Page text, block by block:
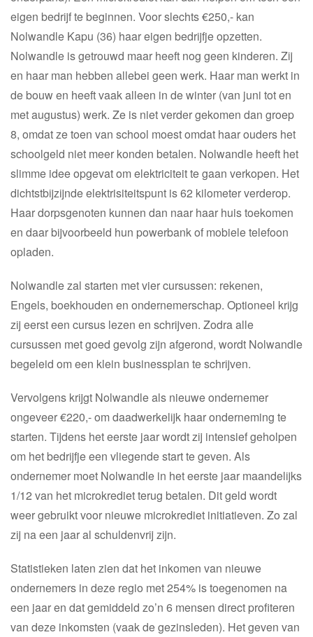
eigen bedrijf te beginnen. Voor slechts €250,- kan
Nolwandle Kapu (36) haar eigen bedrijfje opzetten.
Nolwandle is getrouwd maar heeft nog geen kinderen. Zij
en haar man hebben allebei geen werk. Haar man werkt in
de bouw en heeft vaak alleen in de winter (van juni tot en
met augustus) werk. Ze is niet verder gekomen dan groep
8, omdat ze toen van school moest omdat haar ouders het
schoolgeld niet meer konden betalen. Nolwandle heeft het
slimme idee opgevat om elektriciteit te gaan verkopen. Het
dichtstbijzijnde elektrisiteitspunt is 62 kilometer verderop.
Haar dorpsgenoten kunnen dan naar haar huis toekomen
en daar bijvoorbeeld hun powerbank of mobiele telefoon
opladen.
Nolwandle zal starten met vier cursussen: rekenen,
Engels, boekhouden en ondernemerschap. Optioneel krijg
zij eerst een cursus lezen en schrijven. Zodra alle
cursussen met goed gevolg zijn afgerond, wordt Nolwandle
begeleid om een klein businessplan te schrijven.
Vervolgens krijgt Nolwandle als nieuwe ondernemer
ongeveer €220,- om daadwerkelijk haar onderneming te
starten. Tijdens het eerste jaar wordt zij intensief geholpen
om het bedrijfje een vliegende start te geven. Als
ondernemer moet Nolwandle in het eerste jaar maandelijks
1/12 van het microkrediet terug betalen. Dit geld wordt
weer gebruikt voor nieuwe microkrediet initiatieven. Zo zal
zij na een jaar al schuldenvrij zijn.
Statistieken laten zien dat het inkomen van nieuwe
ondernemers in deze regio met 254% is toegenomen na
een jaar en dat gemiddeld zo’n 6 mensen direct profiteren
van deze inkomsten (vaak de gezinsleden). Het geven van